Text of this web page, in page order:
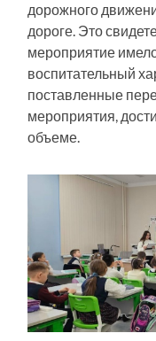
дорожного
дороге. Это
мероприятие
воспитательный
поставленные
мероприятия,
объеме.